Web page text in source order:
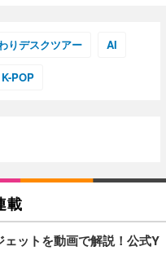
りデスクツアー AI
K-POP
載
ェットを動画で解説！公式Y